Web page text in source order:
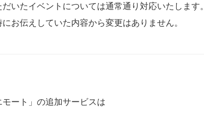
いたイベントについては通常通り対応いたします。
お伝えしていた内容から変更はありません。
ート」の追加サービスは